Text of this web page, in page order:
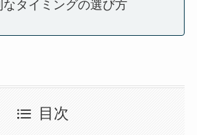
なタイミングの選び方
目次